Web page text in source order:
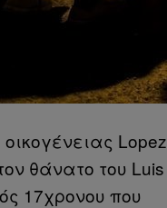
Lopez
θάνατο του Luis
17χρονου που